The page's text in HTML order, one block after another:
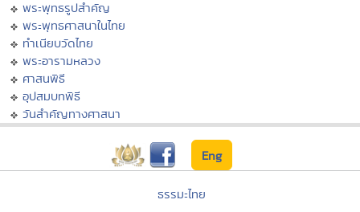
พระพุทธรูปสำคัญ
พระพุทธศาสนาในไทย
ทำเนียบวัดไทย
พระอารามหลวง
ศาสนพิธี
อุปสมบทพิธี
วันสำคัญทางศาสนา
Eng
ธรรมะไทย